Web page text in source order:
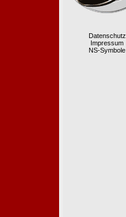
Datenschutz
Impressum
NS-Symbole